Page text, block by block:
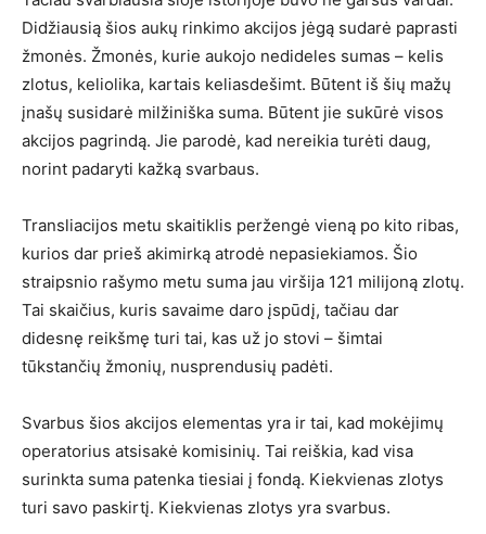
Didžiausią šios aukų rinkimo akcijos jėgą sudarė paprasti
žmonės. Žmonės, kurie aukojo nedideles sumas – kelis
zlotus, keliolika, kartais keliasdešimt. Būtent iš šių mažų
įnašų susidarė milžiniška suma. Būtent jie sukūrė visos
akcijos pagrindą. Jie parodė, kad nereikia turėti daug,
norint padaryti kažką svarbaus.
Transliacijos metu skaitiklis peržengė vieną po kito ribas,
kurios dar prieš akimirką atrodė nepasiekiamos. Šio
straipsnio rašymo metu suma jau viršija 121 milijoną zlotų.
Tai skaičius, kuris savaime daro įspūdį, tačiau dar
didesnę reikšmę turi tai, kas už jo stovi – šimtai
tūkstančių žmonių, nusprendusių padėti.
Svarbus šios akcijos elementas yra ir tai, kad mokėjimų
operatorius atsisakė komisinių. Tai reiškia, kad visa
surinkta suma patenka tiesiai į fondą. Kiekvienas zlotys
turi savo paskirtį. Kiekvienas zlotys yra svarbus.